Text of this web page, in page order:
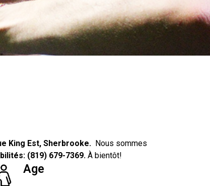
King Est, Sherbrooke. Nous sommes
(819) 679-7369. À bientôt!
Age